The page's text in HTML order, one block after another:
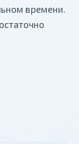
времени.